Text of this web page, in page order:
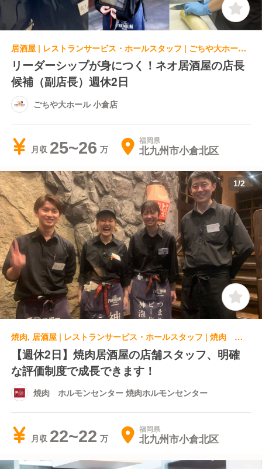
居酒屋 | レストランサービス・ホールスタッフ | ごちや大ホール 小倉店
リーダーシップが身につく！ネオ居酒屋の店長
候補（副店長）週休2日
ごちや大ホール 小倉店
月収 25~26 福岡県
北九州市小倉北区
1/2
焼肉, 居酒屋 | レストランサービス・ホールスタッフ | 焼肉 ホルモンセンター 焼肉ホルモンセンター
【週休2日】焼肉居酒屋の店舗スタッフ、明確
な評価制度で成長できます！
焼肉 ホルモンセンター 焼肉ホルモンセンター
月収 22~22 福岡県
北九州市小倉北区